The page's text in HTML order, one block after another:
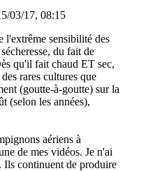
03/17, 08:15
l'extrême sensibilité des
du fait de
qu'il fait chaud ET sec,
rares cultures que
(goutte-à-goutte) sur la
(selon les années),
aériens à
de mes vidéos. Je n'ai
Ils continuent de produire